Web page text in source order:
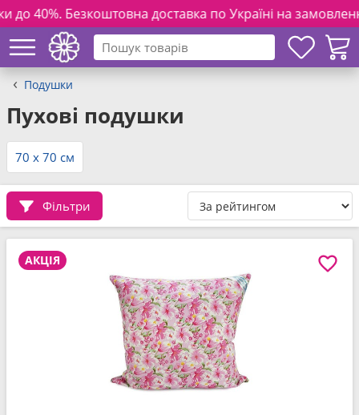
доставка по Україні на замовлення від 3000
Подушки
Пухові подушки
70 x 70 см
Фільтри
АКЦІЯ